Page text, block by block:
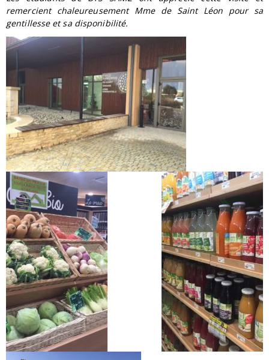
remercient chaleureusement Mme de Saint Léon pour sa
gentillesse et sa disponibilité.